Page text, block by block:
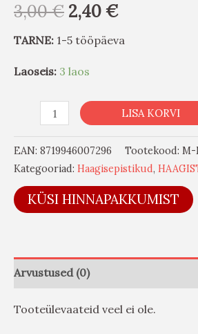
3,00€ 2,40€
TARNE: 1-5 tööpäeva
Laoseis: 3 laos
LISA KORVI
EAN: 8719946007296 Tootekood: M-
Kategooriad: Haagisepistikud,
KÜSI HINNAPAKKUMIST
Arvustused (0)
Tooteülevaateid veel ei ole.